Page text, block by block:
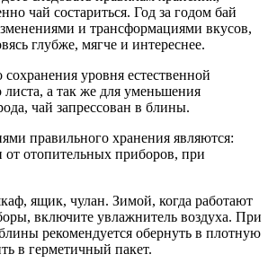
чай состариться. Год за годом бай
и трансформациями вкусов,
глубже, мягче и интереснее.
уровня естественной
а так же для уменьшения
чай запрессован в блины.
правильного хранения являются:
от отопительных приборов, при
ящик, чулан. Зимой, когда работают
включите увлажнитель воздуха. При
рекомендуется обернуть в плотную
в герметичный пакет.